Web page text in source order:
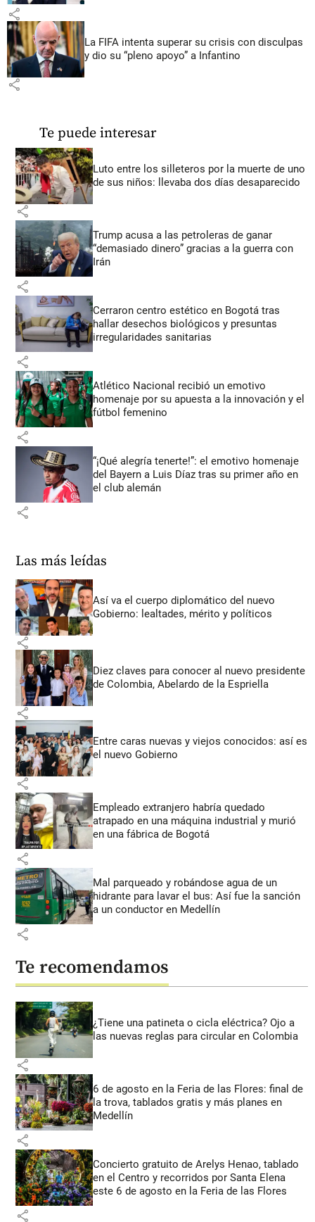
share
La FIFA intenta superar su crisis con disculpas
y dio su “pleno apoyo” a Infantino
share
Te puede interesar
Luto entre los silleteros por la muerte de uno
de sus niños: llevaba dos días desaparecido
share
Trump acusa a las petroleras de ganar
“demasiado dinero” gracias a la guerra con
Irán
share
Cerraron centro estético en Bogotá tras
hallar desechos biológicos y presuntas
irregularidades sanitarias
share
Atlético Nacional recibió un emotivo
homenaje por su apuesta a la innovación y el
fútbol femenino
share
“¡Qué alegría tenerte!”: el emotivo homenaje
del Bayern a Luis Díaz tras su primer año en
el club alemán
share
Las más leídas
Así va el cuerpo diplomático del nuevo
Gobierno: lealtades, mérito y políticos
share
Diez claves para conocer al nuevo presidente
de Colombia, Abelardo de la Espriella
share
Entre caras nuevas y viejos conocidos: así es
el nuevo Gobierno
share
Empleado extranjero habría quedado
atrapado en una máquina industrial y murió
en una fábrica de Bogotá
share
Mal parqueado y robándose agua de un
hidrante para lavar el bus: Así fue la sanción
a un conductor en Medellín
share
Te recomendamos
¿Tiene una patineta o cicla eléctrica? Ojo a
las nuevas reglas para circular en Colombia
share
6 de agosto en la Feria de las Flores: final de
la trova, tablados gratis y más planes en
Medellín
share
Concierto gratuito de Arelys Henao, tablado
en el Centro y recorridos por Santa Elena
este 6 de agosto en la Feria de las Flores
share